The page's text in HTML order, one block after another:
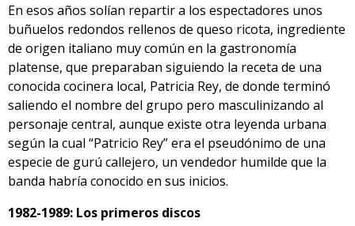
En esos años solían repartir a los espectadores unos
buñuelos redondos rellenos de queso ricota, ingrediente
de origen italiano muy común en la gastronomía
platense, que preparaban siguiendo la receta de una
conocida cocinera local, Patricia Rey, de donde terminó
saliendo el nombre del grupo pero masculinizando al
personaje central, aunque existe otra leyenda urbana
según la cual “Patricio Rey” era el pseudónimo de una
especie de gurú callejero, un vendedor humilde que la
banda habría conocido en sus inicios.
1982-1989: Los primeros discos